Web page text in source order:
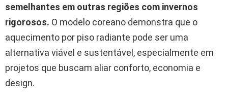
semelhantes em outras regiões com invernos
rigorosos. O modelo coreano demonstra que o
aquecimento por piso radiante pode ser uma
alternativa viável e sustentável, especialmente em
projetos que buscam aliar conforto, economia e
design.